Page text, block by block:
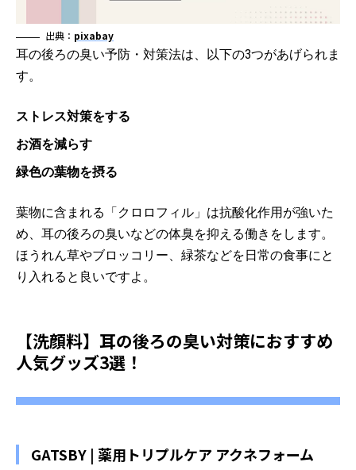
出典： pixabay
耳の後ろの臭い予防・対策法は、以下の3つがあげられま
す。
ストレス対策をする
お酒を減らす
緑色の葉物を摂る
葉物に含まれる「クロロフィル」は抗酸化作用が強いた
め、耳の後ろの臭いなどの体臭を抑える働きをします。
ほうれん草やブロッコリー、緑茶などを日常の食事にと
り入れると良いですよ。
【洗顔料】耳の後ろの臭い対策におすすめ
人気グッズ3選！
GATSBY | 薬用トリプルケア アクネフォーム